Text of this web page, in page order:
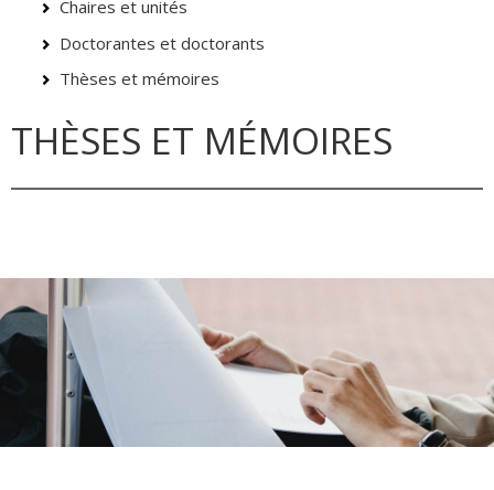
Chaires et unités
Doctorantes et doctorants
Thèses et mémoires
THÈSES ET MÉMOIRES